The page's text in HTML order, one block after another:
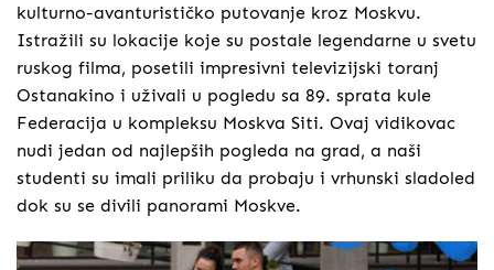
kulturno-avanturističko putovanje kroz Moskvu.
Istražili su lokacije koje su postale legendarne u svetu
ruskog filma, posetili impresivni televizijski toranj
Ostanakino i uživali u pogledu sa 89. sprata kule
Federacija u kompleksu Moskva Siti. Ovaj vidikovac
nudi jedan od najlepših pogleda na grad, a naši
studenti su imali priliku da probaju i vrhunski sladoled
dok su se divili panorami Moskve.